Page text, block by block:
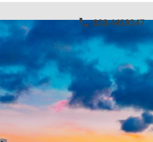
030 4429347